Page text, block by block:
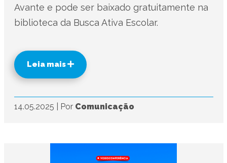
Avante e pode ser baixado gratuitamente na
biblioteca da Busca Ativa Escolar.
Leia mais
14.05.2025 Por Comunicação